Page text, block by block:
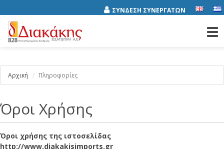
ΣΥΝΔΕΣΗ ΣΥΝΕΡΓΑΤΩΝ
Αρχική Πληροφορίες
Όροι Χρήσης
Όροι χρήσης της ιστοσελίδας
http://www.diakakisimports.gr